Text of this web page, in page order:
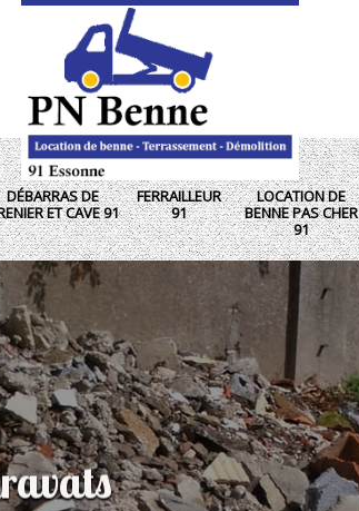
DÉBARRAS DE
ET CAVE 91
FERRAILLEUR
91
LOCATION DE
BENNE PAS CHER
91